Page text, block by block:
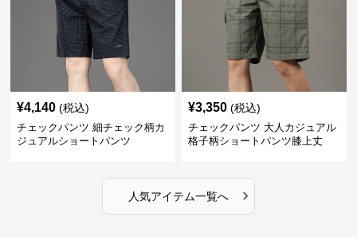
¥4,140 (税込)
チェックパンツ 細チェック柄カ
ジュアルショートパンツ
¥3,350 (税込)
チェックパンツ 大人カジュアル
格子柄ショートパンツ膝上丈
人気アイテム一覧へ ›